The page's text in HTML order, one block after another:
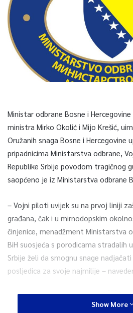
Ministar odbrane Bosne i
ministra Mirko Okolić i Mijo Krešić,
Oružanih snaga Bosne i Hercegovine
pripadnicima Ministarstva odbrane,
Republike Srbije povodom tragičnog
saopćeno je iz Ministarstva odbrane
– Vojni piloti uvijek su na prvoj liniji
građana, čak i u mirnodopskim
činjenice, menadžment Ministarstva
BiH suosjeća s porodicama stradalih
Srbije želi da smognu snage
posljedica za svoje najmilije –
0
Show More